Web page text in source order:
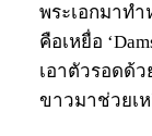
พระเอกมาท
คือเหยื่อ
เอาตัวรอดด้
ขาวมาช่วยเ